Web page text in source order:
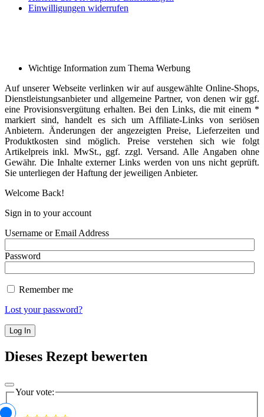
Einwilligungen widerrufen
Wichtige Information zum Thema Werbung
Auf unserer Webseite verlinken wir auf ausgewählte Online-Shops,
Dienstleistungsanbieter und allgemeine Partner, von denen wir ggf.
eine Provisionsvergütung erhalten. Bei den Links, die mit einem *
markiert sind, handelt es sich um Affiliate-Links von seriösen
Anbietern. Änderungen der angezeigten Preise, Lieferzeiten und
Produktkosten sind möglich. Preise verstehen sich wie folgt
Artikelpreis inkl. MwSt., ggf. zzgl. Versand. Alle Angaben ohne
Gewähr. Die Inhalte externer Links werden von uns nicht geprüft.
Sie unterliegen der Haftung der jeweiligen Anbieter.
Welcome Back!
Sign in to your account
Username or Email Address
Password
Remember me
Lost your password?
Dieses Rezept bewerten
Your vote: